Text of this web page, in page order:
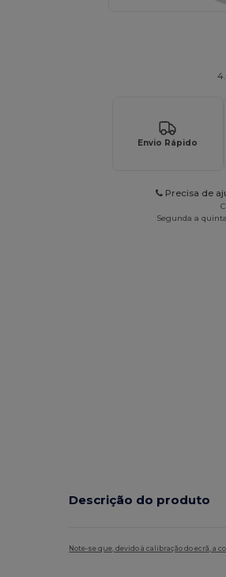
Envio Rápido
Precisa de
Segunda a
Descrição do produto
Note-se que, devido à calibração do ecrã, a